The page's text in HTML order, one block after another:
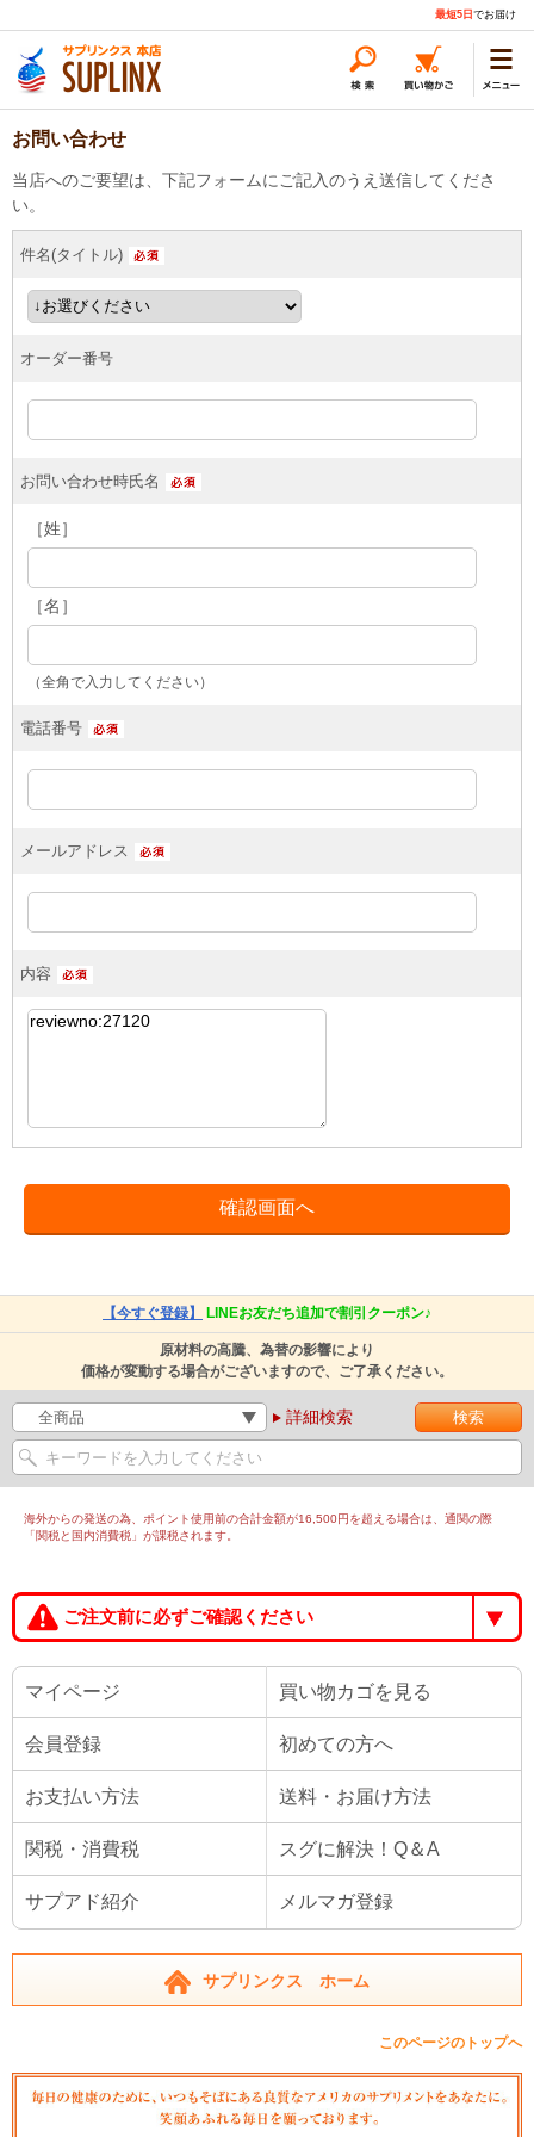
最短5日 でお届け
お問い合わせ
当店へのご要望は、下記フォームにご記入のうえ送信してくださ
い。
件名(タイトル)
オーダー番号
お問い合わせ時氏名
［姓］
［名］
（全角で入力してください）
電話番号
メールアドレス
内容
【今すぐ登録】 LINEお友だち追加で割引クーポン♪
原材料の高騰、為替の影響により
価格が変動する場合がございますので、ご了承ください。
詳細検索
海外からの発送の為、ポイント使用前の合計金額が16,500円を超える場合は、通関の際
「関税と国内消費税」が課税されます。
ご注文前に必ずご確認ください
マイページ 買い物カゴを見る
会員登録 初めての方へ
お支払い方法 送料・お届け方法
関税・消費税 スグに解決！Q＆A
サプアド紹介 メルマガ登録
サプリンクス ホーム
このページのトップへ